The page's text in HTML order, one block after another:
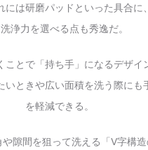
には研磨パッドといった具合に
浄力を選べる点も秀逸だ。
ことで「持ち手」になるデザイ
いときや広い面積を洗う際にも
を軽減できる。
隙間を狙って洗える「V字構